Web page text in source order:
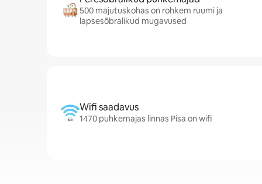
500 majutuskohas on rohkem ruumi ja
lapsesõbralikud mugavused
Wifi saadavus
1470 puhkemajas linnas Pisa on wifi